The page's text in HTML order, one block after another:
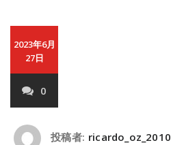
2023年6月
27日
0
投稿者: ricardo_oz_2010